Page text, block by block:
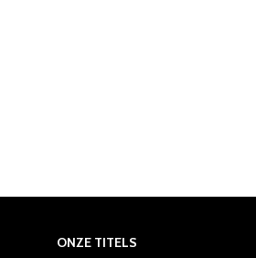
ONZE TITELS